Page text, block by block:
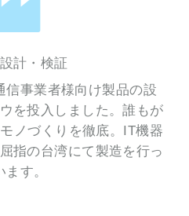
計・検証
信事業者様向け製品の設
を投入しました。誰もが
ノづくりを徹底。IT機器
指の台湾にて製造を行っ
ます。